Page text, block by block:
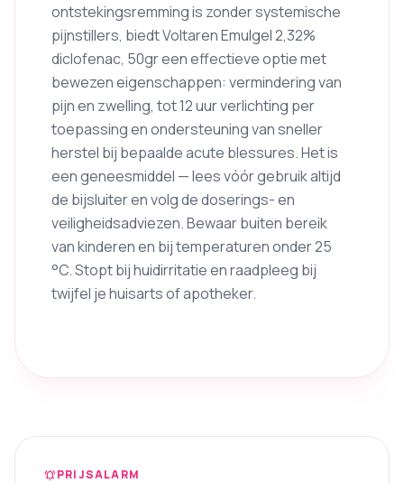
ontstekingsremming is zonder systemische
pijnstillers, biedt Voltaren Emulgel 2,32%
diclofenac, 50gr een effectieve optie met
bewezen eigenschappen: vermindering van
pijn en zwelling, tot 12 uur verlichting per
toepassing en ondersteuning van sneller
herstel bij bepaalde acute blessures. Het is
een geneesmiddel — lees vóór gebruik altijd
de bijsluiter en volg de doserings- en
veiligheidsadviezen. Bewaar buiten bereik
van kinderen en bij temperaturen onder 25
°C. Stopt bij huidirritatie en raadpleeg bij
twijfel je huisarts of apotheker.
notifications_activePRIJSALARM